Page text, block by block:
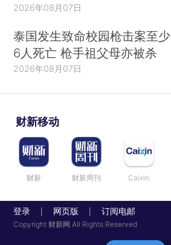
2026年08月07日
泰国发生致命校园枪击案至少
6人死亡 枪手祖父母亦被杀
2026年08月07日
财新移动
财新 财新周刊 Caixin
登录 网页版 订阅电邮
Copyright 财新网 All Rights Reserved